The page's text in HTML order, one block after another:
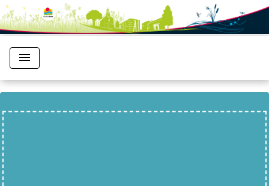
menu